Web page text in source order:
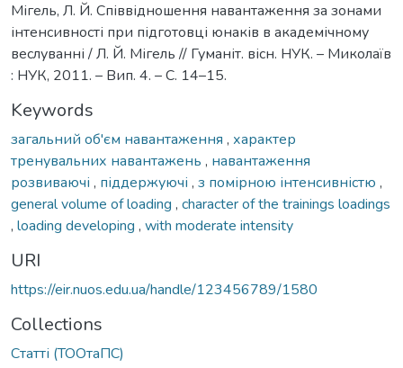
Мігель, Л. Й. Співвідношення навантаження за зонами
інтенсивності при підготовці юнаків в академічному
веслуванні / Л. Й. Мігель // Гуманіт. вісн. НУК. – Миколаїв
: НУК, 2011. – Вип. 4. – С. 14–15.
Keywords
загальний об'єм навантаження , характер
тренувальних навантажень , навантаження
розвиваючі , піддержуючі , з помірною інтенсивністю ,
general volume of loading , character of the trainings loadings
, loading developing , with moderate intensity
URI
https://eir.nuos.edu.ua/handle/123456789/1580
Collections
Статті (ТООтаПС)